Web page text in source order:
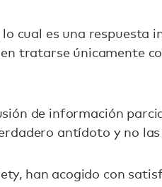
cual es una respuesta
tratarse únicamente
de información
antídoto y no
han acogido con